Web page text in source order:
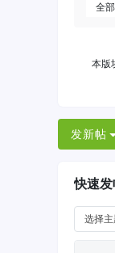
全
本版
发新帖
快速发
选择